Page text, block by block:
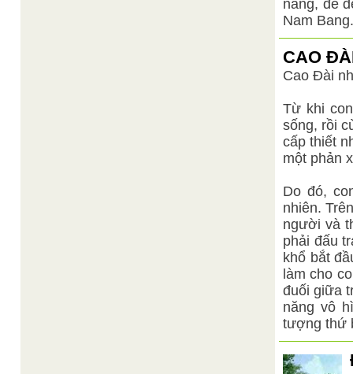
nắng, để
Nam Bang.
CAO
Cao Đài
Từ khi
sống, rồi
cấp thiết
một phản
Do đó,
nhiên.
người và
phải đấu
khổ bắt
làm cho
đuối giữa
năng vô
tượng thứ